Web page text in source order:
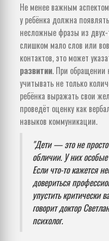
Не менее важным
у ребёнка должна
несложные фразы из двух-
слишком мало слов или
контактов, это может
развитии. При обращении
учитывать не только
ребёнка выражать свои
проведёт оценку как
навыков коммуникации.
"Дети — это не
обличии. У них
Если что-то кажется
довериться
упустить
говорит доктор
психолог.